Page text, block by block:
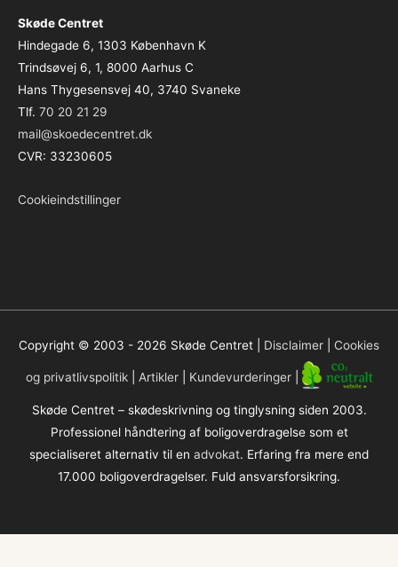
Skøde Centret
Hindegade 6, 1303 København K
Trindsøvej 6, 1, 8000 Aarhus C
Hans Thygesensvej 40, 3740 Svaneke
Tlf. 70 20 21 29
mail@skoedecentret.dk
CVR: 33230605
Cookieindstillinger
Copyright © 2003 - 2026 Skøde Centret Disclaimer Cookies
og privatlivspolitik| Artikler| Kundevurderinger|
Skøde Centret – skødeskrivning og tinglysning siden 2003.
Professionel håndtering af boligoverdragelse som et
specialiseret alternativ til en advokat. Erfaring fra mere end
17.000 boligoverdragelser. Fuld ansvarsforsikring.